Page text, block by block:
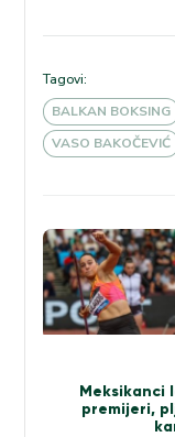
Tagovi:
BALKAN BOKSING
VASO BAKOČEVIĆ
Kretanje
članka
Meksikanci
premijeri,